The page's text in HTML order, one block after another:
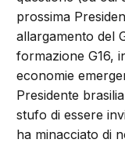
prossima
allargamento del
formazione G16,
economie
Presidente
stufo di essere
ha minacciato di